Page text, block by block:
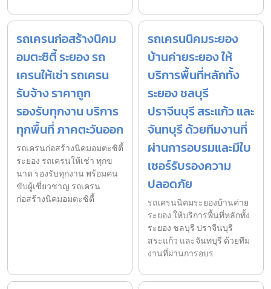
รถเครนก่อสร้างนิคม
อมตะซิตี้ ระยอง รถ
เครนให้เช่า รถเครน
รับจ้าง ราคาถูก
รองรับทุกงาน บริการ
ทุกพื้นที่ ภาคตะวันออก
รถเครนก่อสร้างนิคมอมตะซิตี้
ระยอง รถเครนให้เช่า ทุกข
นาด รองรับทุกงาน พร้อมคน
ขับผู้เชี่ยวชาญ รถเครน
ก่อสร้างนิคมอมตะซิตี้
รถเครนนิคมระยอง
บ้านค่ายระยอง ให้
บริการพื้นที่หลักทั้ง
ระยอง ชลบุรี
ปราจีนบุรี สระแก้ว และ
จันทบุรี ด้วยทีมงานที่
ผ่านการอบรมและมีใบ
เซอร์รับรองความ
ปลอดภัย
รถเครนนิคมระยองบ้านค่าย
ระยอง ให้บริการพื้นที่หลักทั้ง
ระยอง ชลบุรี ปราจีนบุรี
สระแก้ว และจันทบุรี ด้วยทีม
งานที่ผ่านการอบร